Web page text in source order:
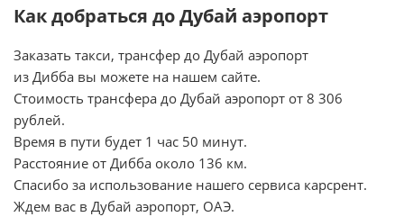
Как добраться до Дубай аэропорт
Заказать такси, трансфер до Дубай аэропорт
из Дибба вы можете на нашем сайте.
Стоимость трансфера до Дубай аэропорт от 8 306
рублей.
Время в пути будет 1 час 50 минут.
Расстояние от Дибба около 136 км.
Спасибо за использование нашего сервиса карсрент.
Ждем вас в Дубай аэропорт, ОАЭ.